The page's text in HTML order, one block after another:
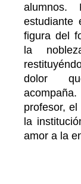
alumnos.
estudiante
figura del
la
dolor
profesor,
la
amor a la